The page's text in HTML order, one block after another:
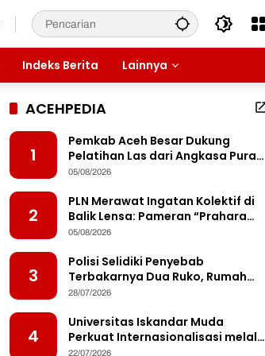
Indeks Berita Lainnya
ACEHPEDIA
1
Pemkab Aceh Besar Dukung
Pelatihan Las dari Angkasa Pura
Indonesia, Peserta Dapat Mesin
05/08/2026
2
PLN Merawat Ingatan Kolektif di
Balik Lensa: Pameran “Prahara
Pulau Emas” Singgah di Serambi
05/08/2026
3
Polisi Selidiki Penyebab
Terbakarnya Dua Ruko, Rumah
Hingga Warkop di Lamteumen
28/07/2026
4
Universitas Iskandar Muda
Perkuat Internasionalisasi melalui
Penandatanganan MoU dengan
22/07/2026